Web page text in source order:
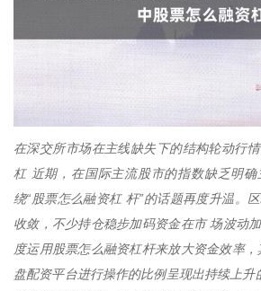
在深交所市场在主线缺失下的结构轮动行
杠 近期，在国际主流股市的指数缺乏明
绕“股票怎么融资杠 杆”的话题再度升温。
收敛，不少持仓稳步加码资金在市 场波动
度运用股票怎么融资杠杆来放大资金效率
盘配资平台进行操作的比例呈现出持续上升